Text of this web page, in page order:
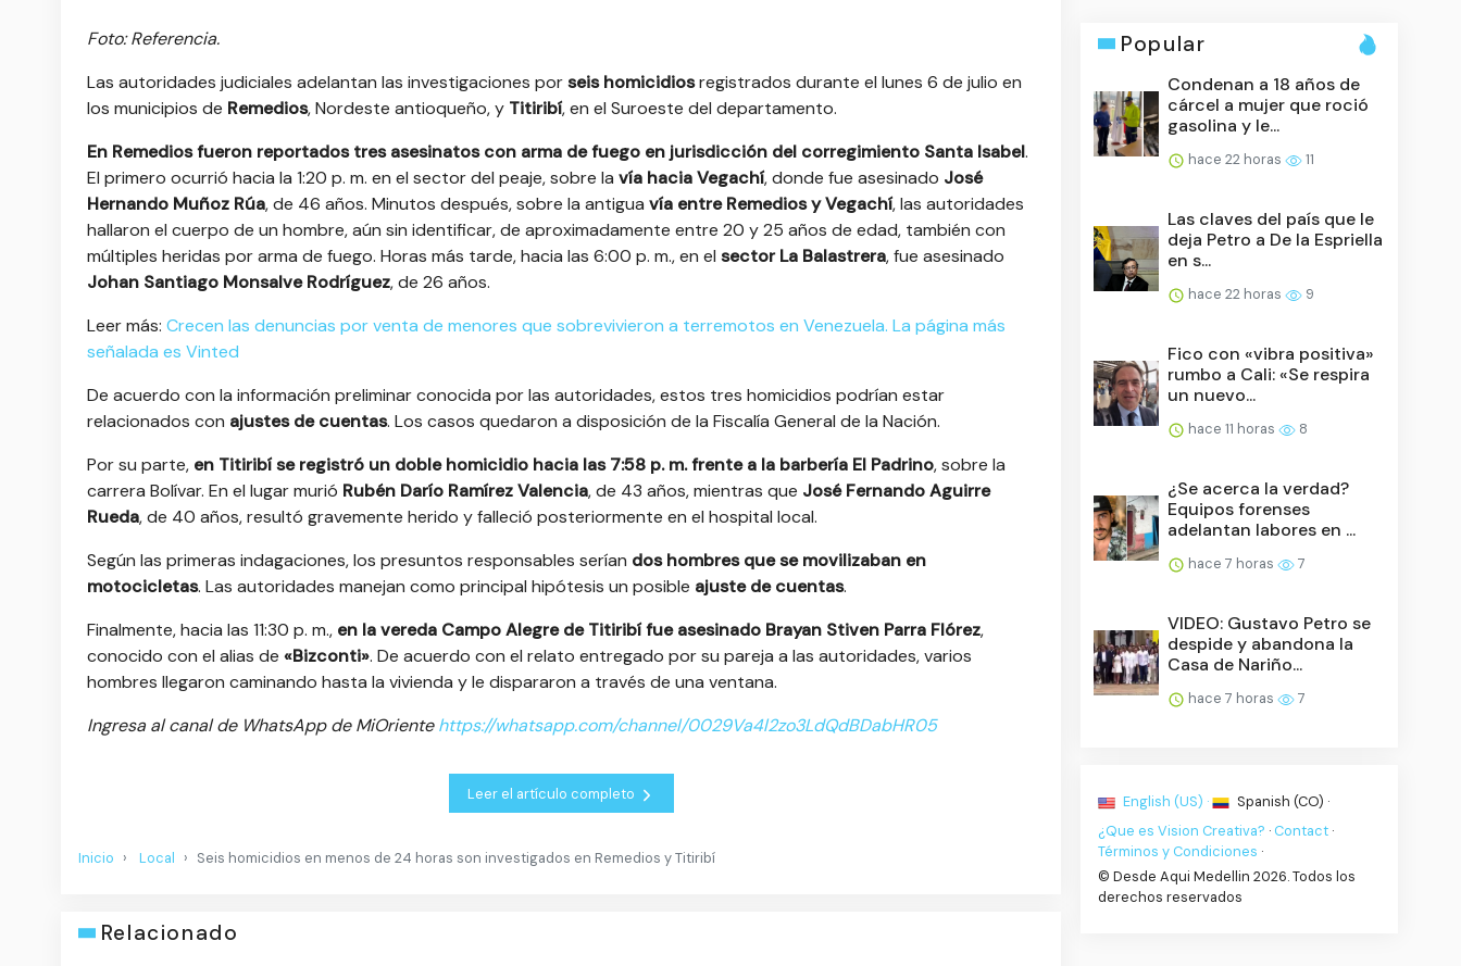
Foto: Referencia.
Las autoridades judiciales adelantan las investigaciones porseis homicidiosregistrados durante el lunes 6 de julio en
los municipios de Remedios, Nordeste antioqueño, y Titiribí, en el Suroeste del departamento.
En Remedios fueron reportados tres asesinatos con arma de fuego en jurisdicción del corregimiento Santa Isabel.
El primero ocurrió hacia la 1:20 p. m. en el sector del peaje, sobre la vía hacia Vegachí, donde fue asesinado José
Hernando Muñoz Rúa, de 46 años. Minutos después, sobre la antigua vía entre Remedios y Vegachí, las autoridades
hallaron el cuerpo de un hombre, aún sin identificar, de aproximadamente entre 20 y 25 años de edad, también con
múltiples heridas por arma de fuego. Horas más tarde, hacia las 6:00 p. m., en el sector La Balastrera, fue asesinado
Johan Santiago Monsalve Rodríguez, de 26 años.
Leer más: Crecen las denuncias por venta de menores que sobrevivieron a terremotos en Venezuela. La página más
señalada es Vinted
De acuerdo con la información preliminar conocida por las autoridades, estos tres homicidios podrían estar
relacionados con ajustes de cuentas. Los casos quedaron a disposición de la Fiscalía General de la Nación.
Por su parte, en Titiribí se registró un doble homicidio hacia las 7:58 p. m. frente a la barbería El Padrino, sobre la
carrera Bolívar. En el lugar murió Rubén Darío Ramírez Valencia, de 43 años, mientras que José Fernando Aguirre
Rueda, de 40 años, resultó gravemente herido y falleció posteriormente en el hospital local.
Según las primeras indagaciones, los presuntos responsables serían dos hombres que se movilizaban en
motocicletas. Las autoridades manejan como principal hipótesis un posible ajuste de cuentas.
Finalmente, hacia las 11:30 p. m., en la vereda Campo Alegre de Titiribí fue asesinado Brayan Stiven Parra Flórez,
conocido con el alias de «Bizconti». De acuerdo con el relato entregado por su pareja a las autoridades, varios
hombres llegaron caminando hasta la vivienda y le dispararon a través de una ventana.
Ingresa al canal de WhatsApp de MiOrientehttps://whatsapp.com/channel/0029Va4l2zo3LdQdBDabHR05
Leer el artículo completo
Inicio Local Seis homicidios en menos de 24 horas son investigados en Remedios y Titiribí
Relacionado
Popular
Condenan a 18 años de
cárcel a mujer que roció
gasolina y le...
hace 22 horas 11
Las claves del país que le
deja Petro a De la Espriella
en s...
hace 22 horas 9
Fico con «vibra positiva»
rumbo a Cali: «Se respira
un nuevo...
hace 11 horas 8
¿Se acerca la verdad?
Equipos forenses
adelantan labores en ...
hace 7 horas 7
VIDEO: Gustavo Petro se
despide y abandona la
Casa de Nariño...
hace 7 horas 7
English (US) ·
Spanish (CO) ·
¿Que es Vision Creativa? · Contact ·
Términos y Condiciones ·
© Desde Aqui Medellin 2026. Todos los
derechos reservados